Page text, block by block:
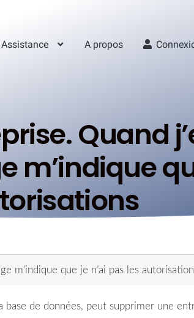
Assistance A propos
Quand
m’indique que je n’ai pas les
de données, peut supprimer une